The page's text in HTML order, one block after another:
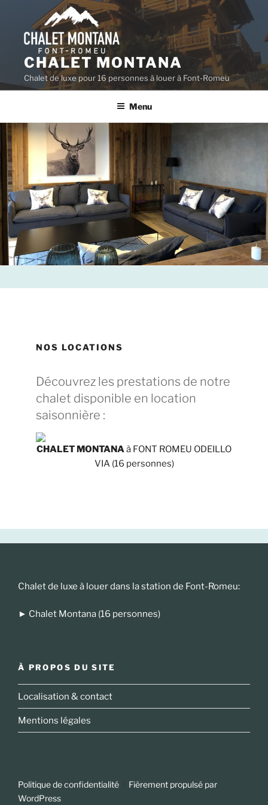
contenu
CHALET MONTANA
Chalet de luxe pour 16 personnes à louer à Font-Romeu
Menu
NOS LOCATIONS
Découvrez les prestations de notre
chalet disponible en location
saisonnière :
CHALET MONTANAà FONT ROMEU ODEILLO
VIA (16 personnes)
Chalet de luxe à louer dans la station de Font-Romeu:
► Chalet Montana (16 personnes)
À PROPOS DU SITE
Localisation & contact
Mentions légales
Politique de confidentialité
Fièrement propulsé par
WordPress